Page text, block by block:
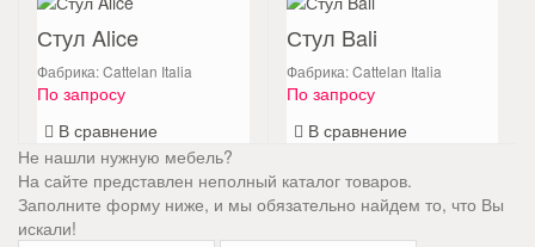
Стул Alice
Фабрика: Cattelan Italia
По запросу
В сравнение
Стул Bali
Фабрика: Cattelan Italia
По запросу
В сравнение
Не нашли нужную мебель?
На сайте представлен неполный каталог товаров.
Заполните форму ниже, и мы обязательно найдем то, что Вы
искали!